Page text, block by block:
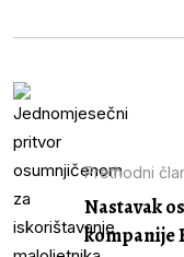
Prethodni
Nastavak
kompanije